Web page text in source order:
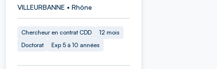
VILLEURBANNE • Rhône
Chercheur en contrat CDD
12 mois
Doctorat
Exp 5 à 10 années